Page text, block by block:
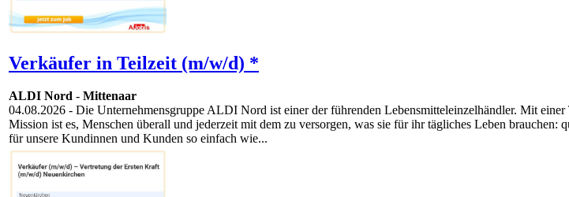
Verkäufer in Teilzeit (m/w/d) *
ALDI Nord - Mittenaar
04.08.2026 - Die Unternehmensgruppe ALDI Nord ist einer der führenden Lebensmitteleinzelhändler. Mit
Mission ist es, Menschen überall und jederzeit mit dem zu versorgen, was sie für ihr tägliches Leben
für unsere Kundinnen und Kunden so einfach wie...